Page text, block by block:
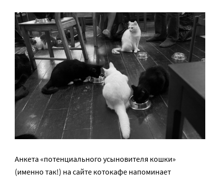
Анкета «потенциального усыновителя кошки»
(именно так!) на сайте котокафе напоминает